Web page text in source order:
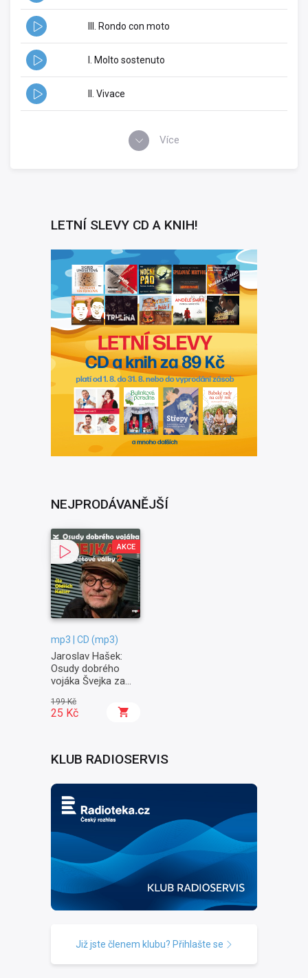
III. Rondo con moto
I. Molto sostenuto
II. Vivace
Více
LETNÍ SLEVY CD A KNIH!
NEJPRODÁVANĚJŠÍ
AKCE
mp3 | CD (mp3)
Jaroslav Hašek:
Osudy dobrého
vojáka Švejka za
Na frontě
199 Kč
25 Kč
KLUB RADIOSERVIS
Již jste členem klubu? Přihlašte se